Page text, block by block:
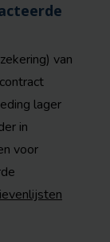
van
lager
in
voor